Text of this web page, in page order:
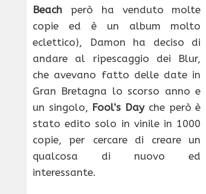
Beach però ha venduto molte
copie ed è un album molto
eclettico), Damon ha deciso di
andare al ripescaggio dei Blur,
che avevano fatto delle date in
Gran Bretagna lo scorso anno e
un singolo, Fool’s Day che però è
stato edito solo in vinile in 1000
copie, per cercare di creare un
qualcosa di nuovo ed
interessante.